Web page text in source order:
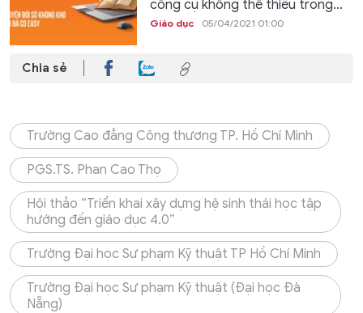
công cụ không thể thiếu trong...
Giáo dục 05/04/2021 01:00
Chia sẻ
Trường Cao đẳng Công thương TP. Hồ Chí Minh
PGS.TS. Phan Cao Thọ
Hội thảo “Triển khai xây dựng hệ sinh thái học tập
hướng đến giáo dục 4.0”
Trường Đại học Sư phạm Kỹ thuật TP Hồ Chí Minh
Trường Đại học Sư phạm Kỹ thuật (Đại học Đà
Nẵng)